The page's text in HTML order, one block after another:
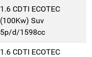
1.6 CDTI ECOTEC
(100Kw) Suv
5p/d/1598cc
1.6 CDTI ECOTEC